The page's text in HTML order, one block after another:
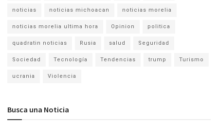
noticias noticias michoacan noticias morelia
noticias morelia ultima hora Opinion politica
quadratin noticias Rusia salud Seguridad
Sociedad Tecnología Tendencias trump Turismo
ucrania Violencia
Busca una Noticia